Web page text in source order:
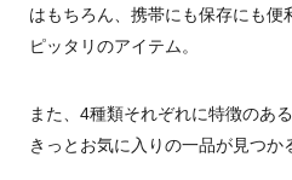
はもちろん、携帯にも保存にも便
ピッタリのアイテム。
また、4種類それぞれに特徴のあ
きっとお気に入りの一品が見つか